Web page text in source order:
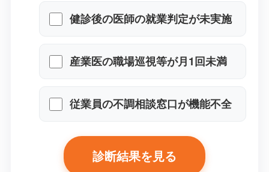
健診後の医師の就業判定が未実
全